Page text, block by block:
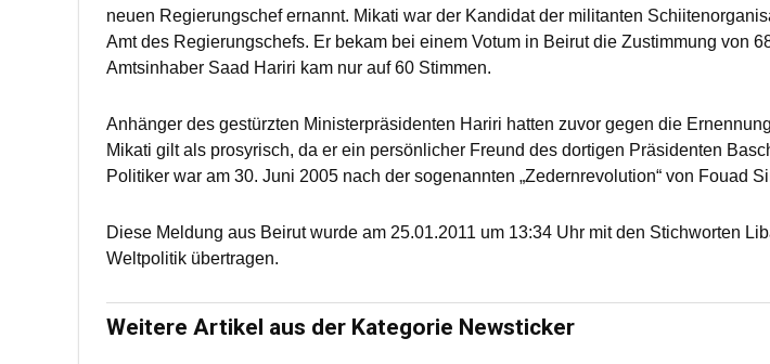
neuen Regierungschef ernannt. Mikati war der Kandidat der militanten
Amt des Regierungschefs. Er bekam bei einem Votum in Beirut die Zustimmung von
Amtsinhaber Saad Hariri kam nur auf 60 Stimmen.
Anhänger des gestürzten Ministerpräsidenten Hariri hatten zuvor gegen die
Mikati gilt als prosyrisch, da er ein persönlicher Freund des dortigen Präsidenten
Politiker war am 30. Juni 2005 nach der sogenannten „Zedernrevolution“ von Fouad
Diese Meldung aus Beirut wurde am 25.01.2011 um 13:34 Uhr mit den Stichworten
Weltpolitik übertragen.
Weitere Artikel aus der Kategorie Newsticker